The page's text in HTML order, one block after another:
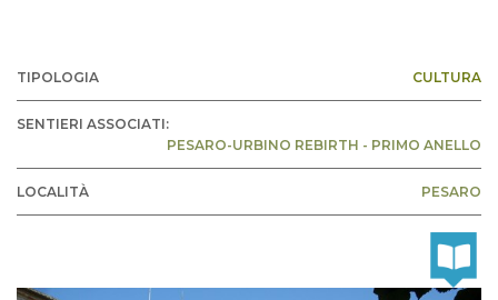
TIPOLOGIA CULTURA
SENTIERI ASSOCIATI:
PESARO-URBINO REBIRTH - PRIMO ANELLO
LOCALITÀ PESARO